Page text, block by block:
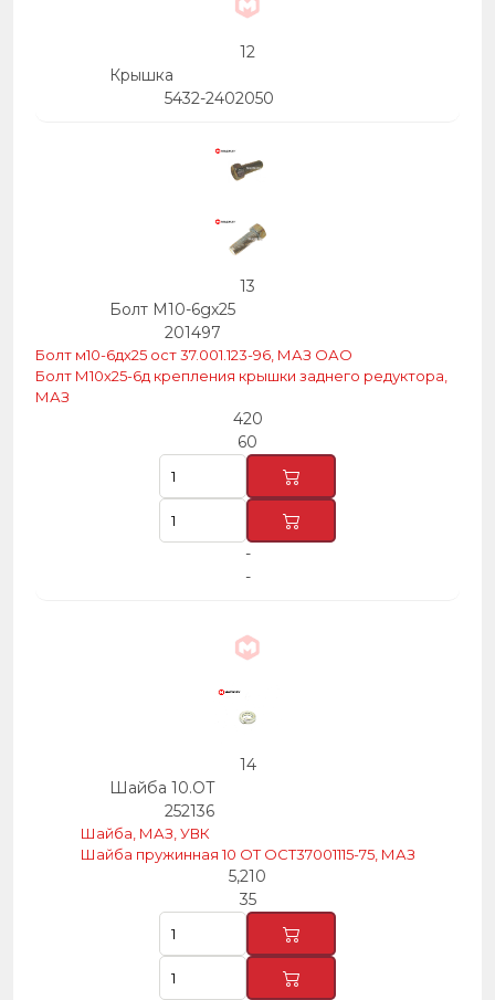
12
Крышка
5432-2402050
13
Болт М10-6gх25
201497
Болт м10-6дх25 ост 37.001.123-96, МАЗ ОАО
Болт М10х25-6д крепления крышки заднего редуктора,
МАЗ
420
60
-
-
14
Шайба 10.ОТ
252136
Шайба, МАЗ, УВК
Шайба пружинная 10 ОТ ОСТ37001115-75, МАЗ
5,210
35